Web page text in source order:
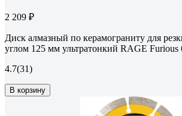
2 209 ₽
Диск алмазный по керамограниту для
углом 125 мм ультратонкий RAGE Furious
4.7(31)
В корзину